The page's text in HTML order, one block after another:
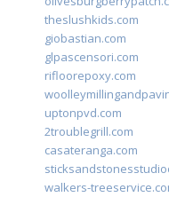
theslushkids.com
giobastian.com
glpascensori.com
rifloorepoxy.com
uptonpvd.com
2troublegrill.com
casateranga.com
walkers-